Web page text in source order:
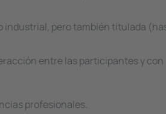
industrial, pero también titulada
entre las participantes y con
profesionales.